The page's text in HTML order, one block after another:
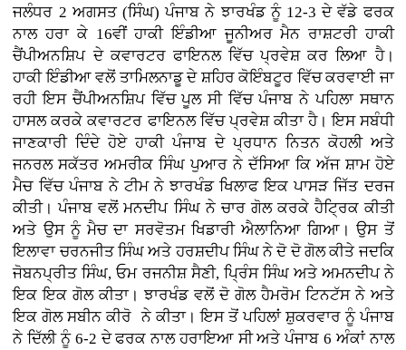
ਜਲੰਧਰ 2 ਅਗਸਤ (ਸਿੰਘ) ਪੰਜਾਬ ਨੇ ਝਾਰਖੰਡ ਨੂੰ 12-3 ਦੇ ਵੱਡੇ ਫਰਕ
ਨਾਲ ਹਰਾ ਕੇ 16ਵੀਂ ਹਾਕੀ ਇੰਡੀਆ ਜੂਨੀਅਰ ਮੈਨ ਰਾਸ਼ਟਰੀ ਹਾਕੀ
ਚੈਂਪੀਅਨਸ਼ਿਪ ਦੇ ਕਵਾਰਟਰ ਫਾਇਨਲ ਵਿੱਚ ਪ੍ਰਵੇਸ਼ ਕਰ ਲਿਆ ਹੈ।
ਹਾਕੀ ਇੰਡੀਆ ਵਲੋਂ ਤਾਮਿਲਨਾਡੂ ਦੇ ਸ਼ਹਿਰ ਕੋਇੰਬਟੂਰ ਵਿੱਚ ਕਰਵਾਈ ਜਾ
ਰਹੀ ਇਸ ਚੈਂਪੀਅਨਸ਼ਿਪ ਵਿੱਚ ਪੂਲ ਸੀ ਵਿੱਚ ਪੰਜਾਬ ਨੇ ਪਹਿਲਾ ਸਥਾਨ
ਹਾਸਲ ਕਰਕੇ ਕਵਾਰਟਰ ਫਾਇਨਲ ਵਿੱਚ ਪ੍ਰਵੇਸ਼ ਕੀਤਾ ਹੈ। ਇਸ ਸਬੰਧੀ
ਜਾਣਕਾਰੀ ਦਿੰਦੇ ਹੋਏ ਹਾਕੀ ਪੰਜਾਬ ਦੇ ਪ੍ਰਧਾਨ ਨਿਤਨ ਕੋਹਲੀ ਅਤੇ
ਜਨਰਲ ਸਕੱਤਰ ਅਮਰੀਕ ਸਿੰਘ ਪੁਆਰ ਨੇ ਦੱਸਿਆ ਕਿ ਅੱਜ ਸ਼ਾਮ ਹੋਏ
ਮੈਚ ਵਿੱਚ ਪੰਜਾਬ ਨੇ ਟੀਮ ਨੇ ਝਾਰਖੰਡ ਖਿਲਾਫ ਇਕ ਪਾਸੜ ਜਿੱਤ ਦਰਜ
ਕੀਤੀ। ਪੰਜਾਬ ਵਲੋਂ ਮਨਦੀਪ ਸਿੰਘ ਨੇ ਚਾਰ ਗੋਲ ਕਰਕੇ ਹੈਟ੍ਰਿਕ ਕੀਤੀ
ਅਤੇ ਉਸ ਨੂੰ ਮੈਚ ਦਾ ਸਰਵੋਤਮ ਖਿਡਾਰੀ ਐਲਾਨਿਆ ਗਿਆ। ਉਸ ਤੋਂ
ਇਲਾਵਾ ਚਰਨਜੀਤ ਸਿੰਘ ਅਤੇ ਹਰਸ਼ਦੀਪ ਸਿੰਘ ਨੇ ਦੋ ਦੋ ਗੋਲ ਕੀਤੇ ਜਦਕਿ
ਜੋਬਨਪ੍ਰੀਤ ਸਿੰਘ, ਓਮ ਰਜਨੀਸ਼ ਸੈਣੀ, ਪ੍ਰਿੰਸ ਸਿੰਘ ਅਤੇ ਅਮਨਦੀਪ ਨੇ
ਇਕ ਇਕ ਗੋਲ ਕੀਤਾ। ਝਾਰਖੰਡ ਵਲੋਂ ਦੋ ਗੋਲ ਹੈਮਰੋਮ ਟਿਨਟੱਸ ਨੇ ਅਤੇ
ਇਕ ਗੋਲ ਸਬੀਨ ਕੀਰੋ ਨੇ ਕੀਤਾ। ਇਸ ਤੋਂ ਪਹਿਲਾਂ ਸ਼ੁਕਰਵਾਰ ਨੂੰ ਪੰਜਾਬ
ਨੇ ਦਿੱਲੀ ਨੂੰ 6-2 ਦੇ ਫਰਕ ਨਾਲ ਹਰਾਇਆ ਸੀ ਅਤੇ ਪੰਜਾਬ 6 ਅੰਕਾਂ ਨਾਲ